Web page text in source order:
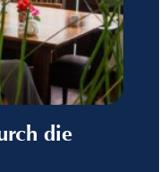
die